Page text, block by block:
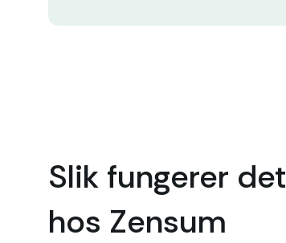
Slik fungerer det
hos Zensum